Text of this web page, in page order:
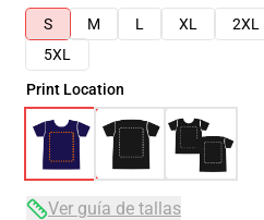
S
M L XL 2XL
5XL
Print Location
Ver guía de tallas